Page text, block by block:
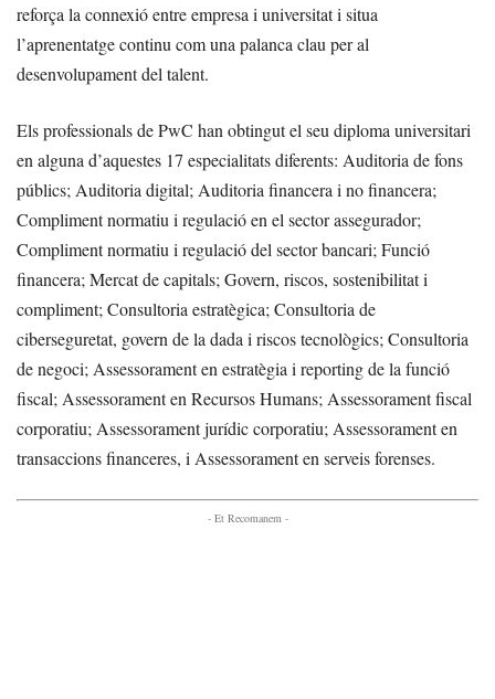
reforça la connexió entre empresa i universitat i situa
l’aprenentatge continu com una palanca clau per al
desenvolupament del talent.
Els professionals de PwC han obtingut el seu diploma universitari
en alguna d’aquestes 17 especialitats diferents: Auditoria de fons
públics; Auditoria digital; Auditoria financera i no financera;
Compliment normatiu i regulació en el sector assegurador;
Compliment normatiu i regulació del sector bancari; Funció
financera; Mercat de capitals; Govern, riscos, sostenibilitat i
compliment; Consultoria estratègica; Consultoria de
ciberseguretat, govern de la dada i riscos tecnològics; Consultoria
de negoci; Assessorament en estratègia i reporting de la funció
fiscal; Assessorament en Recursos Humans; Assessorament fiscal
corporatiu; Assessorament jurídic corporatiu; Assessorament en
transaccions financeres, i Assessorament en serveis forenses.
- Et Recomanem -